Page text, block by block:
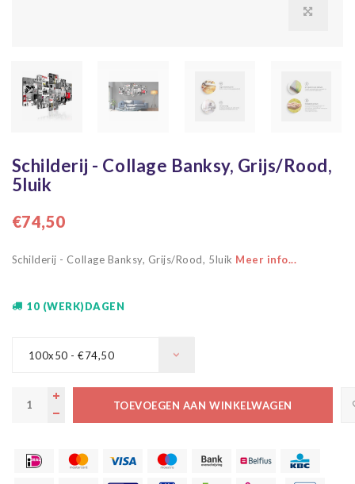
Schilderij - Collage Banksy, Grijs/Rood,
5luik
€74,50
Schilderij - Collage Banksy, Grijs/Rood, 5luik Meer info...
10 (WERK)DAGEN
100x50 - €74,50
TOEVOEGEN AAN WINKELWAGEN